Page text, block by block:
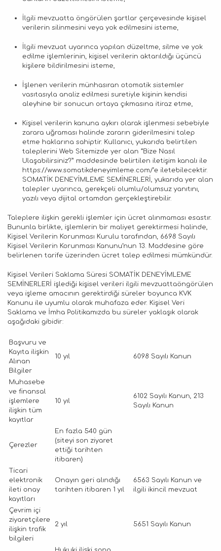
İlgili mevzuatta öngörülen şartlar çerçevesinde kişisel
verilerin silinmesini veya yok edilmesini isteme,
İlgili mevzuat uyarınca yapılan düzeltme, silme ve yok
edilme işlemlerinin, kişisel verilerin aktarıldığı üçüncü
kişilere bildirilmesini isteme,
İşlenen verilerin münhasıran otomatik sistemler
vasıtasıyla analiz edilmesi suretiyle kişinin kendisi
aleyhine bir sonucun ortaya çıkmasına itiraz etme,
Kişisel verilerin kanuna aykırı olarak işlenmesi sebebiyle
zarara uğraması halinde zararın giderilmesini talep
etme haklarına sahiptir. Kullanıcı, yukarıda belirtilen
taleplerini Web Sitemizde yer alan “Bize Nasıl
Ulaşabilirsiniz?” maddesinde belirtilen iletişim kanalı ile
https://www.somatikdeneyimleme.com/’e iletebilecektir.
SOMATİK DENEYİMLEME SEMİNERLERİ, yukarıda yer alan
talepler uyarınca, gerekçeli olumlu/olumsuz yanıtını,
yazılı veya dijital ortamdan gerçekleştirebilir.
Taleplere ilişkin gerekli işlemler için ücret alınmaması esastır.
Bununla birlikte, işlemlerin bir maliyet gerektirmesi halinde,
Kişisel Verilerin Korunması Kurulu tarafından, 6698 Sayılı
Kişisel Verilerin Korunması Kanunu’nun 13. Maddesine göre
belirlenen tarife üzerinden ücret talep edilmesi mümkündür.
Kişisel Verileri Saklama Süresi SOMATİK DENEYİMLEME
SEMİNERLERİ işlediği kişisel verileri ilgili mevzuattaöngörülen
veya işleme amacının gerektirdiği süreler boyunca KVK
Kanunu ile uyumlu olarak muhafaza eder. Kişisel Veri
Saklama ve İmha Politikamızda bu süreler yaklaşık olarak
aşağıdaki gibidir:
Başvuru ve
Kayıta ilişkin
Alınan
Bilgiler
10 yıl 6098 Sayılı Kanun
Muhasebe
ve finansal
işlemlere
ilişkin tüm
kayıtlar
10 yıl
6102 Sayılı Kanun, 213
Sayılı Kanun
Çerezler
En fazla 540 gün
(siteyi son ziyaret
ettiği tarihten
itibaren)
Ticari
elektronik
ileti onay
kayıtları
Onayın geri alındığı
tarihten itibaren 1 yıl
6563 Sayılı Kanun ve
ilgili ikincil mevzuat
Çevrim içi
ziyaretçilere
ilişkin trafik
bilgileri
2 yıl 5651 Sayılı Kanun